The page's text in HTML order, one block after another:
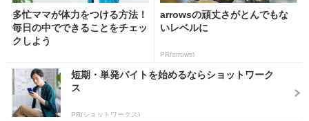
多忙ママが体力をつける方法！
毎日の中でできることをチェッ
クしよう
arrowsの頑丈さがとんでもな
いレベルに
PR(arrows)
短期・単発バイトを始めるならショットワーク
ス
PR(ショットワークス)